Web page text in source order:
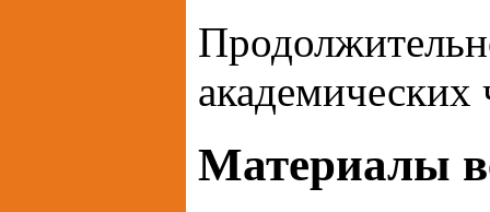
академических
Материалы